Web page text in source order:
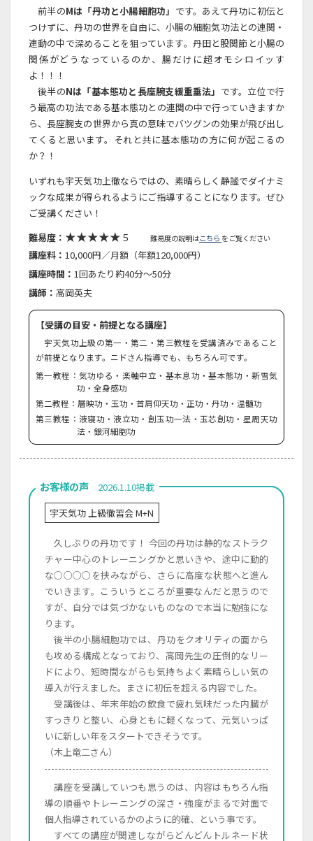
前半のMは「丹功と小腸細胞功」 です。あえて丹功に初伝と
つけずに、丹功の世界を自由に、小腸の細胞気功法との連関・
連動の中で深めることを狙っています。丹田と股関節と小腸の
関係がどうなっているのか、腸だけに超オモシロイッす
よ！！！
後半のNは「基本態功と長座腕支緩重垂法」 です。立位で行
う最高の功法である基本態功との連関の中で行っていきますか
ら、長座腕支の世界から真の意味でバツグンの効果が飛び出し
てくると思います。それと共に基本態功の方に何が起こるの
か？！
いずれも宇天気功上徹ならではの、素晴らしく静謐でダイナミ
ックな成果が得られるようにご指導することになります。ぜひ
ご受講ください！
難易度： ★★★★★ ５ 難易度の説明はこちら をご覧ください
講座料： 10,000円／月額（年額120,000円）
講座時間： 1回あたり約40分～50分
講師： 高岡英夫
【受講の目安・前提となる講座】
宇天気功上級の第一・第二・第三教程を受講済みであること
が前提となります。ニドさん指導でも、もちろん可です。
第一教程：気功ゆる・楽軸中立・基本息功・基本態功・新雪気
功・全身感功
第二教程：層映功・玉功・首肩仰天功・正功・丹功・温髄功
第三教程：液寝功・液立功・創玉功一法・玉芯創功・星周天功
法・銀河細胞功
お客様の声
2026.1.10掲載
宇天気功 上級徹習会 M+N
久しぶりの丹功です！ 今回の丹功は静的なストラク
チャー中心のトレーニングかと思いきや、途中に動的
な○○○○を挟みながら、さらに高度な状態へと進ん
でいきます。こういうところが重要なんだと思うので
すが、自分では気づかないものなので本当に勉強にな
ります。
後半の小腸細胞功では、丹功をクオリティの面から
も攻める構成となっており、高岡先生の圧倒的なリー
ドにより、短時間ながらも気持ちよく素晴らしい気の
導入が行えました。まさに初伝を超える内容でした。
受講後は、年末年始の飲食で疲れ気味だった内臓が
すっきりと整い、心身ともに軽くなって、元気いっぱ
いに新しい年をスタートできそうです。
（木上竜二さん）
講座を受講していつも思うのは、内容はもちろん指
導の順番やトレーニングの深さ・強度がまるで対面で
個人指導されているかのように的確、という事です。
すべての講座が関連しながらどんどんトルネード状